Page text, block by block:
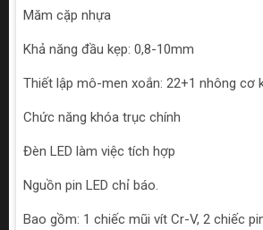
Măm cặp nhựa
Khả năng đầu kẹp: 0,8-10mm
Thiết lập mô-men xoắn: 22+1 nhông cơ
Chức năng khóa trục chính
Đèn LED làm việc tích hợp
Nguồn pin LED chỉ báo.
Bao gồm: 1 chiếc mũi vít Cr-V, 2 chiếc